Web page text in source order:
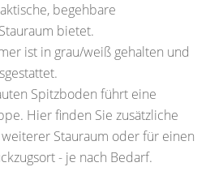
begehbare
bietet.
ist in grau/weiß gehalten und
Spitzboden führt eine
Hier finden Sie zusätzliche
Stauraum oder für einen
- je nach Bedarf.